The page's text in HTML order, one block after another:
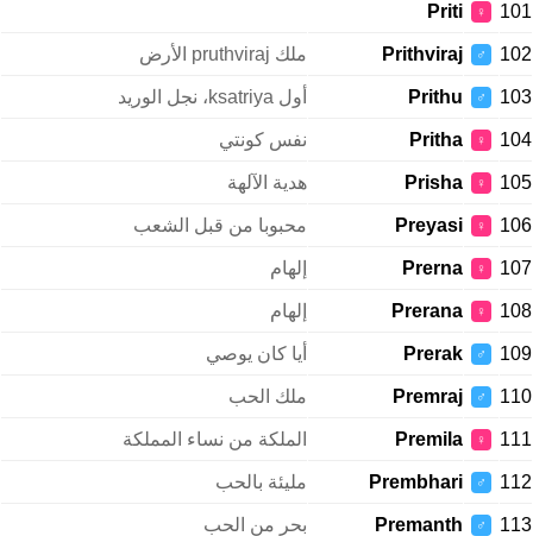
101
♀
Priti
102
♂
Prithviraj ملك pruthviraj الأرض
103
♂
Prithu أول ksatriya، نجل الوريد
104
♀
Pritha نفس كونتي
105
♀
Prisha هدية الآلهة
106
♀
Preyasi محبوبا من قبل الشعب
107
♀
Prerna إلهام
108
♀
Prerana إلهام
109
♂
Prerak أيا كان يوصي
110
♂
Premraj ملك الحب
111
♀
Premila الملكة من نساء المملكة
112
♂
Prembhari مليئة بالحب
113
♂
Premanth بحر من الحب